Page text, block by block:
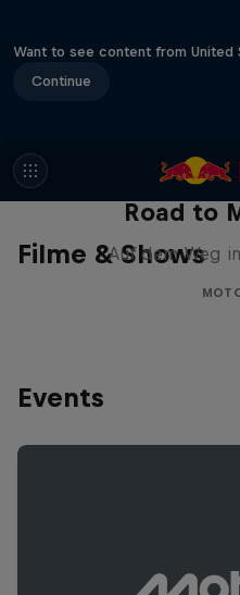
Want to see content from United
Continue
Filme & Shows
Road to
Auf dem Weg
Events